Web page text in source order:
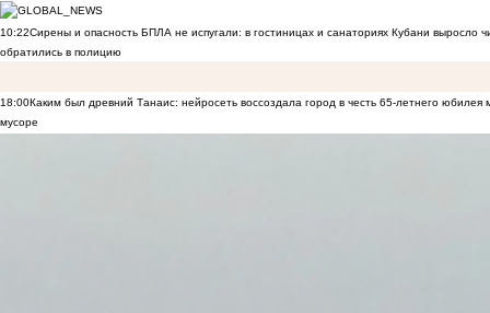
10:22Сирены и опасность БПЛА не испугали: в гостиницах и санаториях Кубани выросло
обратились в полицию
18:00Каким был древний Танаис: нейросеть воссоздала город в честь 65-летнего юбилея
мусоре